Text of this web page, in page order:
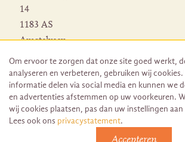
14
1183 AS
Amstelveen
Herroeping
bestelling
Om ervoor te zorgen dat onze site goed werkt,
analyseren en verbeteren, gebruiken wij
informatie delen via social media en kunnen we
en advertenties afstemmen op uw voorkeuren.
wij cookies plaatsen, pas dan uw instellingen
Lees ook ons privacystatement.